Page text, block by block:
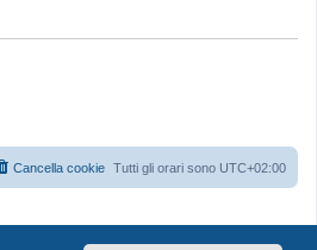
Tutti gli orari sono UTC+02:00
Cancella cookie